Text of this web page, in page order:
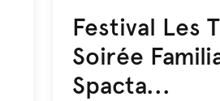
Festival Les
Soirée
Spacta...